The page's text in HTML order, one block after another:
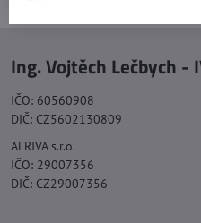
Ing. Vojtěch Lečbych -
IČO: 60560908
DIČ: CZ5602130809
ALRIVA s.r.o.
IČO: 29007356
DIČ: CZ29007356